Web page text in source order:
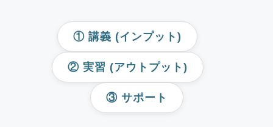
① 講義 (インプット)
② 実習 (アウトプット)
③ サポート